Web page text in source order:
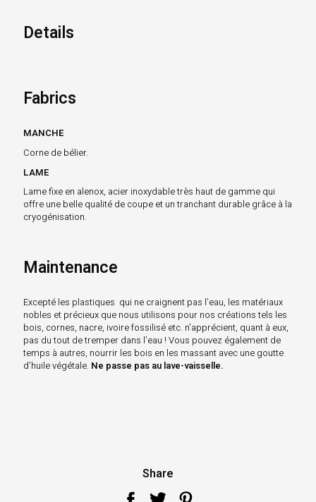
Details
Fabrics
MANCHE
Corne de bélier.
LAME
Lame fixe en alenox, acier inoxydable très haut de gamme qui
offre une belle qualité de coupe et un tranchant durable grâce à la
cryogénisation.
Maintenance
Excepté les plastiques qui ne craignent pas l’eau, les matériaux
nobles et précieux que nous utilisons pour nos créations tels les
bois, cornes, nacre, ivoire fossilisé etc. n’apprécient, quant à eux,
pas du tout de tremper dans l’eau ! Vous pouvez également de
temps à autres, nourrir les bois en les massant avec une goutte
d’huile végétale. Ne passe pas au lave-vaisselle.
Share